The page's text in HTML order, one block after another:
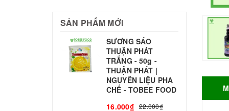
SẢN PHẨM MỚI
SƯƠNG SÁO
THUẬN PHÁT
TRẮNG - 50g -
THUẬN PHÁT |
NGUYÊN LIỆU PHA
CHẾ - TOBEE FOOD
16.000₫ 22.000₫